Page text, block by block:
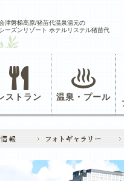
津磐梯高原/猪苗代温泉湯元の
ーズンリゾート ホテルリステル猪苗代
ストラン 温泉・プール